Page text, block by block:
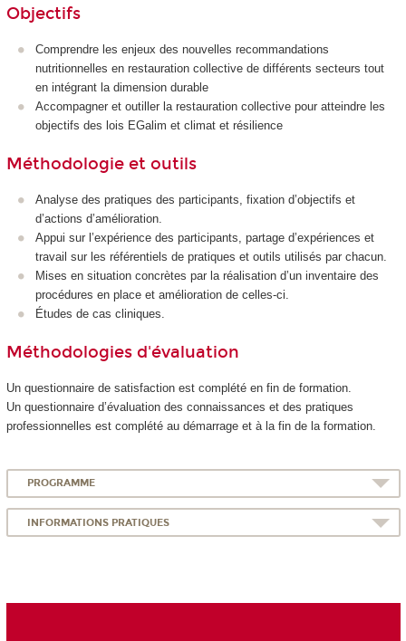
Objectifs
Comprendre les enjeux des nouvelles recommandations
nutritionnelles en restauration collective de différents secteurs tout
en intégrant la dimension durable
Accompagner et outiller la restauration collective pour atteindre les
objectifs des lois EGalim et climat et résilience
Méthodologie et outils
Analyse des pratiques des participants, fixation d’objectifs et
d’actions d’amélioration.
Appui sur l’expérience des participants, partage d’expériences et
travail sur les référentiels de pratiques et outils utilisés par chacun.
Mises en situation concrètes par la réalisation d’un inventaire des
procédures en place et amélioration de celles-ci.
Études de cas cliniques.
Méthodologies d'évaluation
Un questionnaire de satisfaction est complété en fin de formation.
Un questionnaire d’évaluation des connaissances et des pratiques
professionnelles est complété au démarrage et à la fin de la formation.
PROGRAMME
INFORMATIONS PRATIQUES